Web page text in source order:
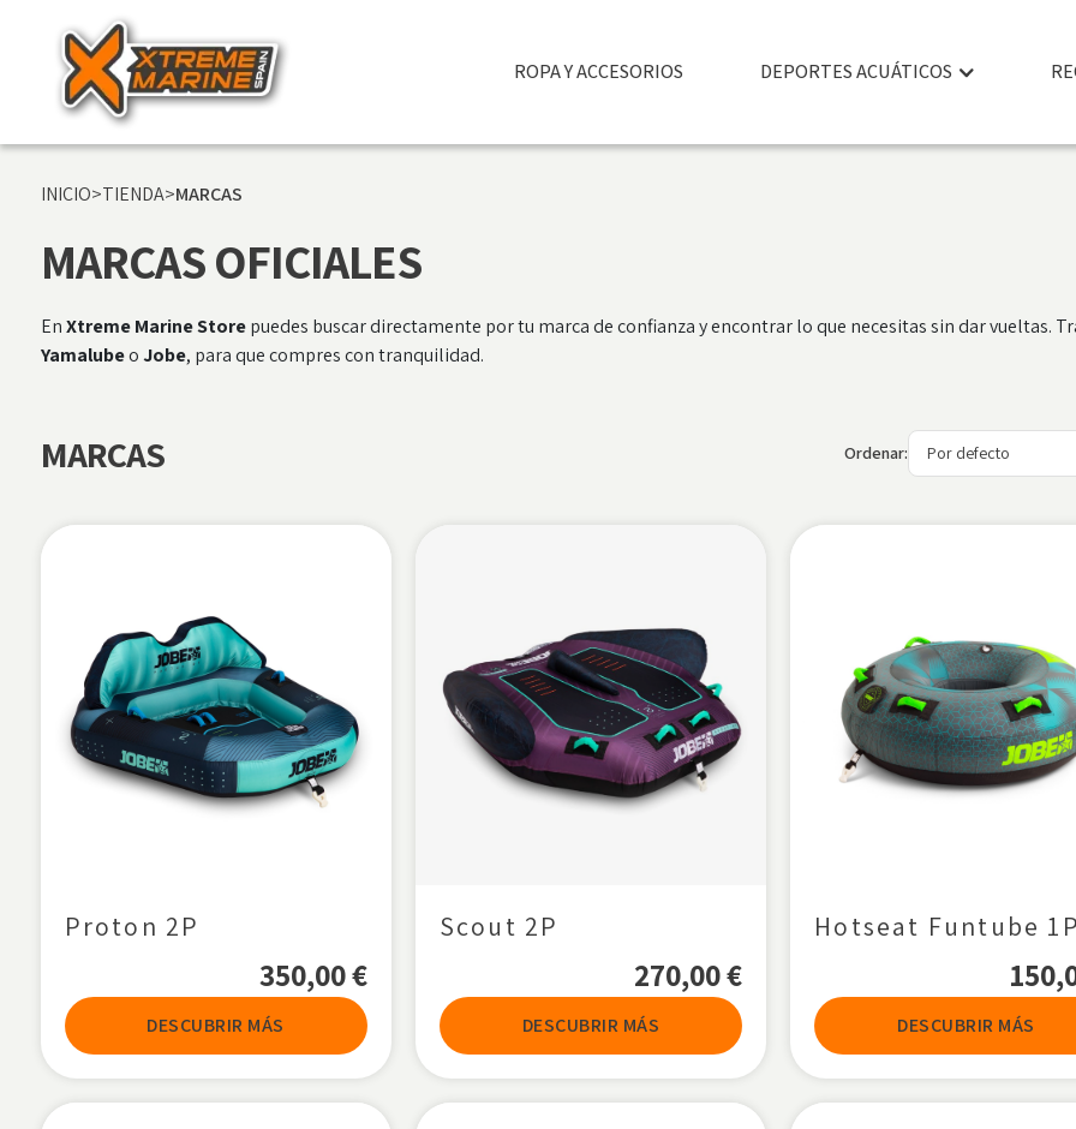
ROPA Y ACCESORIOS DEPORTES ACUÁTICOS
INICIO>TIENDA>MARCAS
MARCAS OFICIALES
EnXtreme Marine Storepuedes buscar directamente por tu marca de confianza y encontrar lo que necesitas sin dar vueltas.
YamalubeoJobe, para que compres con tranquilidad.
MARCAS Ordenar:
Proton 2P
350,00€
DESCUBRIR MÁS
Scout 2P
270,00€
DESCUBRIR MÁS
Hotseat Funtube
DESCUBRIR MÁS